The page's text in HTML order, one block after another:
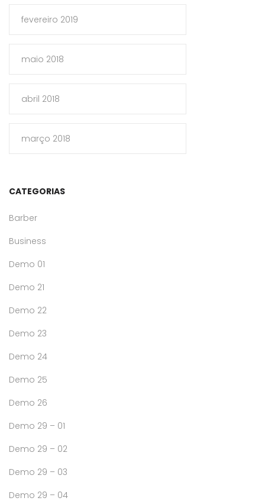
fevereiro 2019
maio 2018
abril 2018
março 2018
CATEGORIAS
Barber
Business
Demo 01
Demo 21
Demo 22
Demo 23
Demo 24
Demo 25
Demo 26
Demo 29 – 01
Demo 29 – 02
Demo 29 – 03
Demo 29 – 04